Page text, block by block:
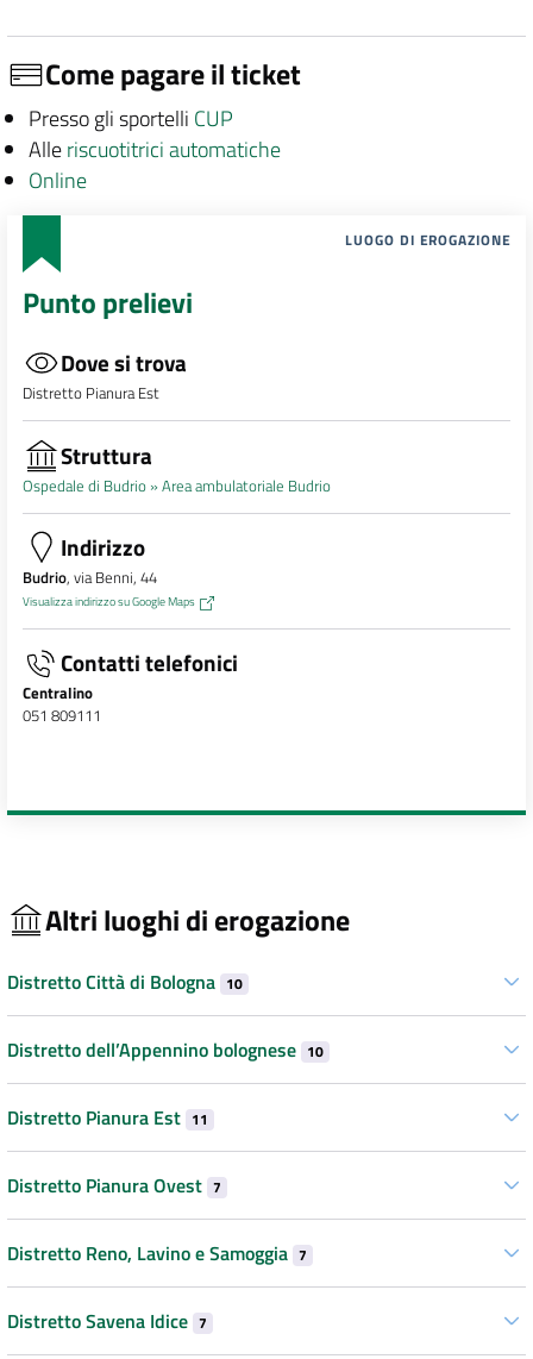
Come pagare il ticket
Presso gli sportelli CUP
Alleriscuotitrici automatiche
Online
LUOGO DI EROGAZIONE
Punto prelievi
Dove si trova
Distretto Pianura Est
Struttura
Ospedale di Budrio »Area ambulatoriale Budrio
Indirizzo
Budrio, via Benni, 44
Visualizza indirizzo su Google Maps
Contatti telefonici
Centralino
051 809111
Altri luoghi di erogazione
Distretto Città di Bologna 10
Distretto dell’Appennino bolognese 10
Distretto Pianura Est 11
Distretto Pianura Ovest 7
Distretto Reno, Lavino e Samoggia 7
Distretto Savena Idice 7